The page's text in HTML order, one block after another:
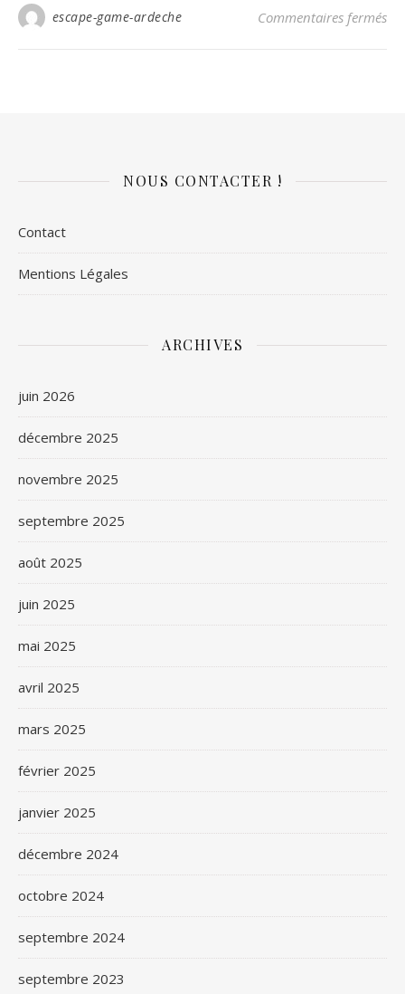
escape-game-ardeche Commentaires fermés
NOUS CONTACTER !
Contact
Mentions Légales
ARCHIVES
juin 2026
décembre 2025
novembre 2025
septembre 2025
août 2025
juin 2025
mai 2025
avril 2025
mars 2025
février 2025
janvier 2025
décembre 2024
octobre 2024
septembre 2024
septembre 2023